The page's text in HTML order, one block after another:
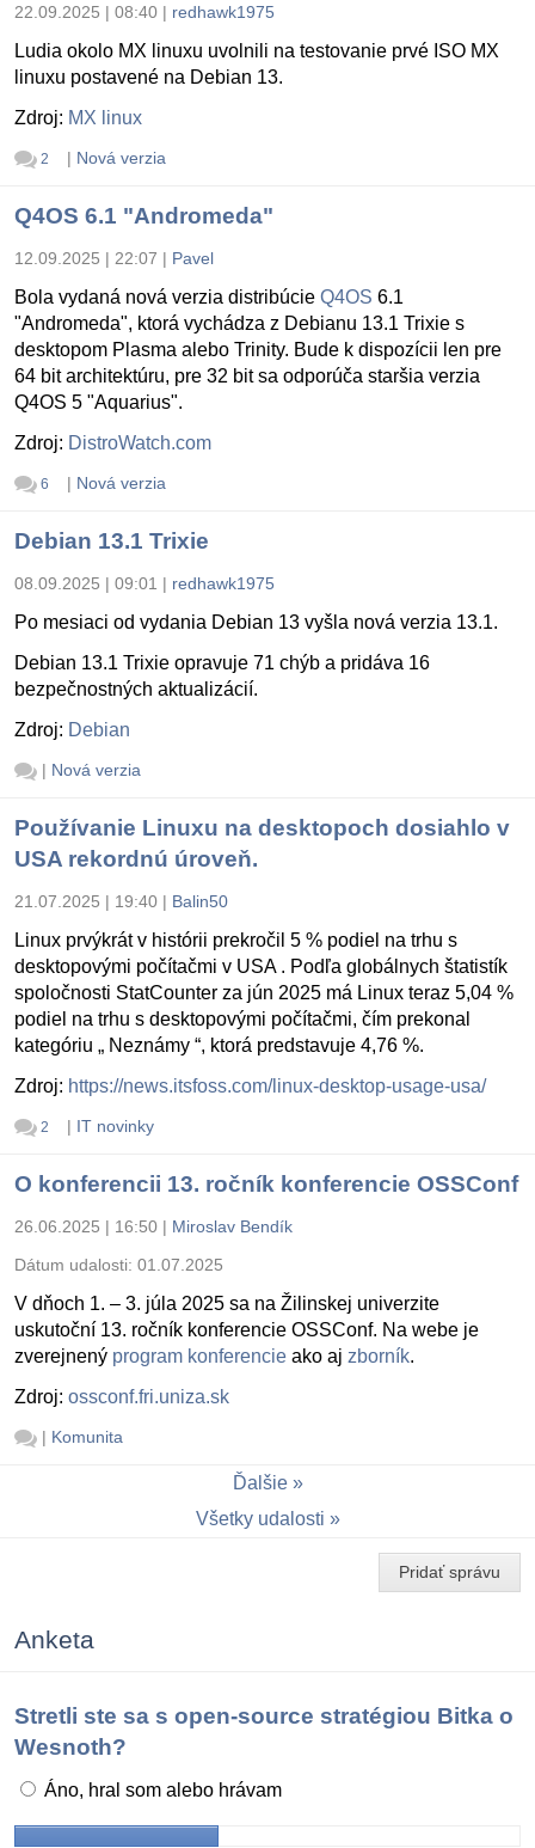
22.09.2025 | 08:40 | redhawk1975
Ludia okolo MX linuxu uvolnili na testovanie prvé ISO MX
linuxu postavené na Debian 13.
Zdroj: MX linux
2 | Nová verzia
Q4OS 6.1 "Andromeda"
12.09.2025 | 22:07 | Pavel
Bola vydaná nová verzia distribúcie Q4OS 6.1
"Andromeda", ktorá vychádza z Debianu 13.1 Trixie s
desktopom Plasma alebo Trinity. Bude k dispozícii len pre
64 bit architektúru, pre 32 bit sa odporúča staršia verzia
Q4OS 5 "Aquarius".
Zdroj: DistroWatch.com
6 | Nová verzia
Debian 13.1 Trixie
08.09.2025 | 09:01 | redhawk1975
Po mesiaci od vydania Debian 13 vyšla nová verzia 13.1.
Debian 13.1 Trixie opravuje 71 chýb a pridáva 16
bezpečnostných aktualizácií.
Zdroj: Debian
| Nová verzia
Používanie Linuxu na desktopoch dosiahlo v
USA rekordnú úroveň.
21.07.2025 | 19:40 | Balin50
Linux prvýkrát v histórii prekročil 5 % podiel na trhu s
desktopovými počítačmi v USA . Podľa globálnych štatistík
spoločnosti StatCounter za jún 2025 má Linux teraz 5,04 %
podiel na trhu s desktopovými počítačmi, čím prekonal
kategóriu „ Neznámy “, ktorá predstavuje 4,76 %.
Zdroj: https://news.itsfoss.com/linux-desktop-usage-usa/
2 | IT novinky
O konferencii 13. ročník konferencie OSSConf
26.06.2025 | 16:50 | Miroslav Bendík
Dátum udalosti: 01.07.2025
V dňoch 1. – 3. júla 2025 sa na Žilinskej univerzite
uskutoční 13. ročník konferencie OSSConf. Na webe je
zverejnený program konferencie ako aj zborník.
Zdroj: ossconf.fri.uniza.sk
| Komunita
Ďalšie
Všetky udalosti
Pridať správu
Anketa
Stretli ste sa s open-source stratégiou Bitka o
Wesnoth?
Áno, hral som alebo hrávam